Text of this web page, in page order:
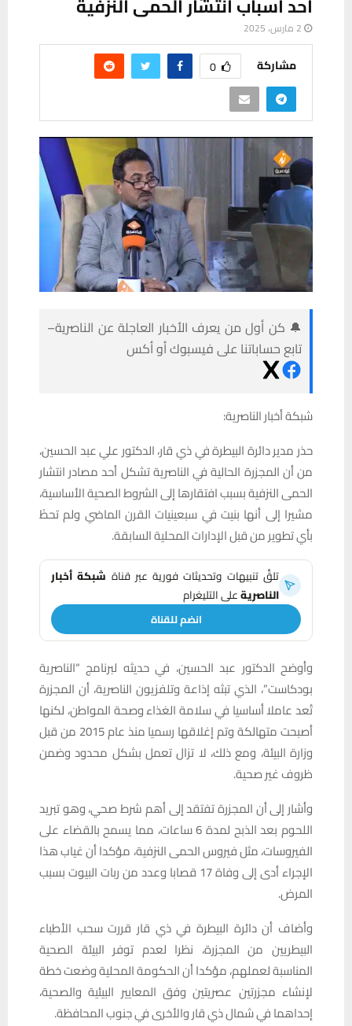
2 مارس، 2025
مشاركة 0
🔔 كن أول من يعرف الأخبار العاجلة عن الناصرية–
تابع حساباتنا على فيسبوك أو أكس
شبكة أخبار الناصرية:
حذر مدير دائرة البيطرة في ذي قار، الدكتور علي عبد الحسين،
من أن المجزرة الحالية في الناصرية تشكل أحد مصادر انتشار
الحمى النزفية بسبب افتقارها إلى الشروط الصحية الأساسية،
مشيرا إلى أنها بنيت في سبعينيات القرن الماضي ولم تحظَ
بأي تطوير من قبل الإدارات المحلية السابقة.
تلقَّ تنبيهات وتحديثات فورية عبر قناة شبكة أخبار
الناصريةعلى التليغرام
انضم للقناة
وأوضح الدكتور عبد الحسين، في حديثه لبرنامج “الناصرية
بودكاست”، الذي تبثه إذاعة وتلفزيون الناصرية، أن المجزرة
تُعد عاملا أساسيا في سلامة الغذاء وصحة المواطن، لكنها
أصبحت متهالكة وتم إغلاقها رسميا منذ عام 2015 من قبل
وزارة البيئة، ومع ذلك، لا تزال تعمل بشكل محدود وضمن
ظروف غير صحية.
وأشار إلى أن المجزرة تفتقد إلى أهم شرط صحي، وهو تبريد
اللحوم بعد الذبح لمدة 6 ساعات، مما يسمح بالقضاء على
الفيروسات، مثل فيروس الحمى النزفية، مؤكدا أن غياب هذا
الإجراء أدى إلى وفاة 17 قصابا وعدد من ربات البيوت بسبب
المرض.
وأضاف أن دائرة البيطرة في ذي قار قررت سحب الأطباء
البيطريين من المجزرة، نظرا لعدم توفر البيئة الصحية
المناسبة لعملهم، مؤكدا أن الحكومة المحلية وضعت خطة
لإنشاء مجزرتين عصريتين وفق المعايير البيئية والصحية،
إحداهما في شمال ذي قار والأخرى في جنوب المحافظة.